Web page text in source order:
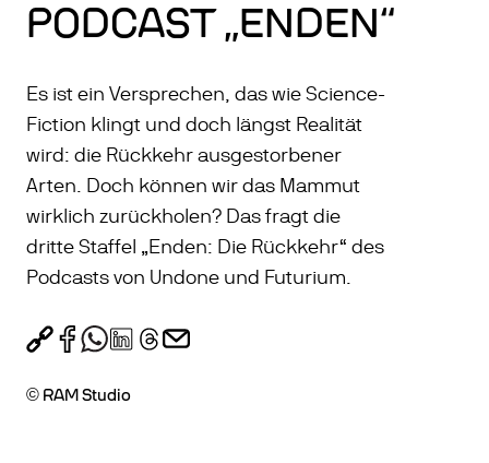
PODCAST „ENDEN“
Es ist ein Versprechen, das wie Science-
Fiction klingt und doch längst Realität
wird: die Rückkehr ausgestorbener
Arten. Doch können wir das Mammut
wirklich zurückholen? Das fragt die
dritte Staffel „Enden: Die Rückkehr“ des
Podcasts von Undone und Futurium.
© RAM Studio